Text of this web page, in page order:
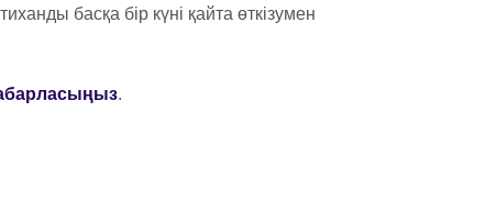
басқа бір күні қайта өткізумен
.